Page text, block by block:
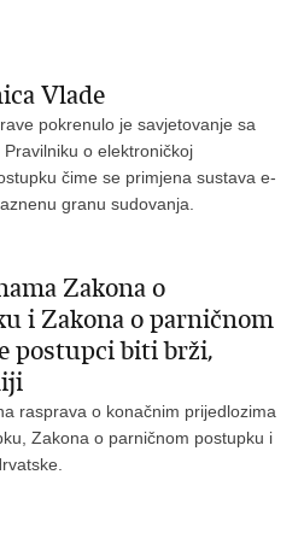
Vlade
pokrenulo je savjetovanje sa
o elektroničkoj
čime se primjena sustava e-
granu sudovanja.
Zakona o
i Zakona o parničnom
postupci biti brži,
rasprava o konačnim prijedlozima
Zakona o parničnom postupku i